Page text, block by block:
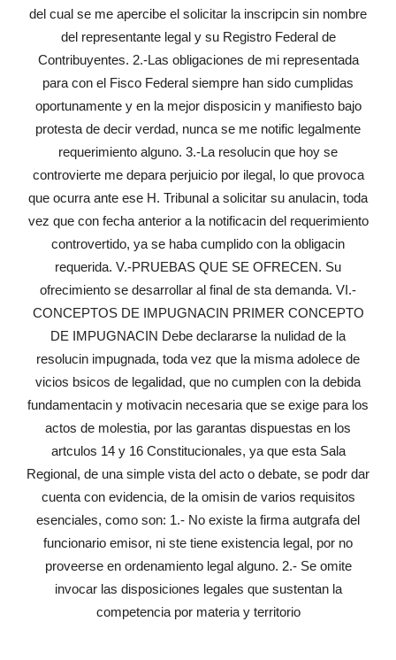
del cual se me apercibe el solicitar la inscripcin sin nombre
del representante legal y su Registro Federal de
Contribuyentes. 2.-Las obligaciones de mi representada
para con el Fisco Federal siempre han sido cumplidas
oportunamente y en la mejor disposicin y manifiesto bajo
protesta de decir verdad, nunca se me notific legalmente
requerimiento alguno. 3.-La resolucin que hoy se
controvierte me depara perjuicio por ilegal, lo que provoca
que ocurra ante ese H. Tribunal a solicitar su anulacin, toda
vez que con fecha anterior a la notificacin del requerimiento
controvertido, ya se haba cumplido con la obligacin
requerida. V.-PRUEBAS QUE SE OFRECEN. Su
ofrecimiento se desarrollar al final de sta demanda. VI.-
CONCEPTOS DE IMPUGNACIN PRIMER CONCEPTO
DE IMPUGNACIN Debe declararse la nulidad de la
resolucin impugnada, toda vez que la misma adolece de
vicios bsicos de legalidad, que no cumplen con la debida
fundamentacin y motivacin necesaria que se exige para los
actos de molestia, por las garantas dispuestas en los
artculos 14 y 16 Constitucionales, ya que esta Sala
Regional, de una simple vista del acto o debate, se podr dar
cuenta con evidencia, de la omisin de varios requisitos
esenciales, como son: 1.- No existe la firma autgrafa del
funcionario emisor, ni ste tiene existencia legal, por no
proveerse en ordenamiento legal alguno. 2.- Se omite
invocar las disposiciones legales que sustentan la
competencia por materia y territorio